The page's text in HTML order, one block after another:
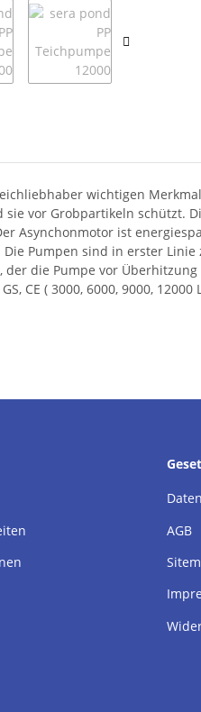
wichtigen
vor Grobpartikeln schützt.
Asynchonmotor ist
Pumpen sind in erster
die Pumpe vor
CE ( 3000, 6000, 9000,
AGB